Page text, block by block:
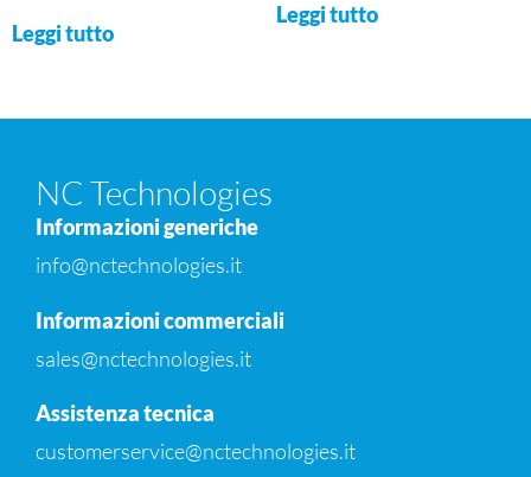
Leggi tutto
Leggi tutto
NC Technologies
Informazioni generiche
info@nctechnologies.it
Informazioni commerciali
sales@nctechnologies.it
Assistenza tecnica
customerservice@nctechnologies.it